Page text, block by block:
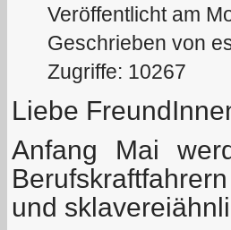
Veröffentlicht am
Geschrieben von
Zugriffe: 10267
Liebe
Anfang Mai
und